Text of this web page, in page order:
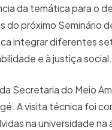
da temática para o
próximo Seminário
integrar diferentes
e à justiça social.
Secretaria do Meio
A visita técnica foi
na universidade na